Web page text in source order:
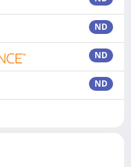
ND
ND
ND